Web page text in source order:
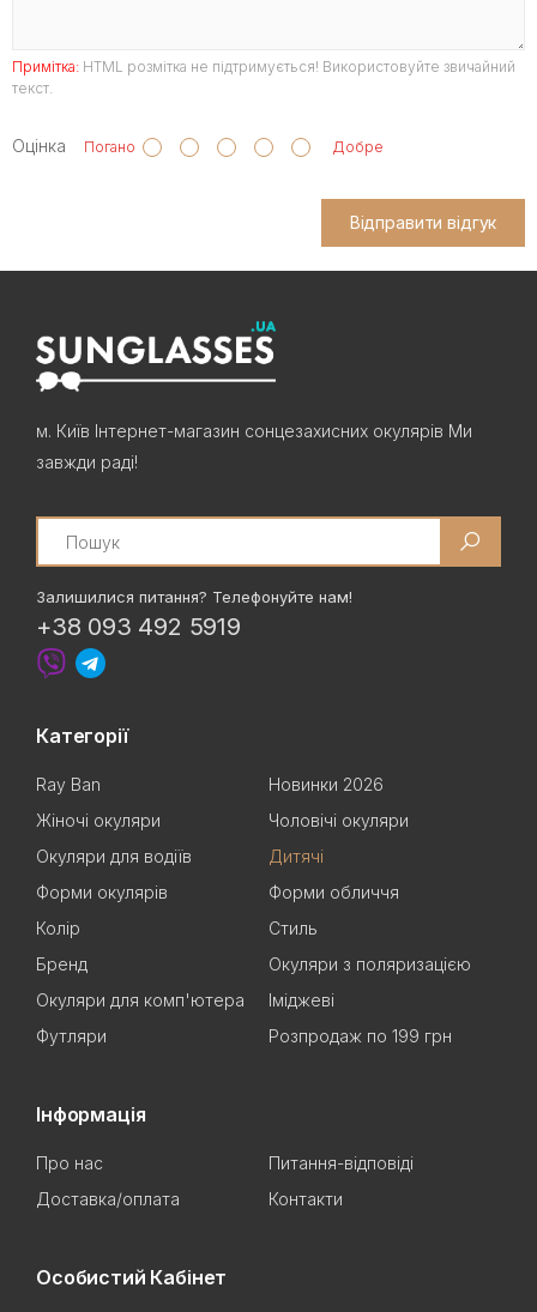
Примітка: HTML розмітка не підтримується! Використовуйте звичайний
текст.
Оцінка Погано Добре
Відправити відгук
м. Київ Інтернет-магазин сонцезахисних окулярів Ми
завжди раді!
Search
Залишилися питання? Телефонуйте нам!
+38 093 492 5919
Категорії
Ray Ban
Новинки 2026
Жіночі окуляри
Чоловічі окуляри
Окуляри для водіїв
Дитячі
Форми окулярів
Форми обличчя
Колір
Стиль
Бренд
Окуляри з поляризацією
Окуляри для комп'ютера
Іміджеві
Футляри
Розпродаж по 199 грн
Інформація
Про нас
Питання-відповіді
Доставка/оплата
Контакти
Особистий Кабінет